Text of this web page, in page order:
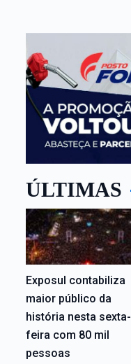
ÚLTIMAS
Exposul contabiliza
maior público da
história nesta sexta-
feira com 80 mil
pessoas